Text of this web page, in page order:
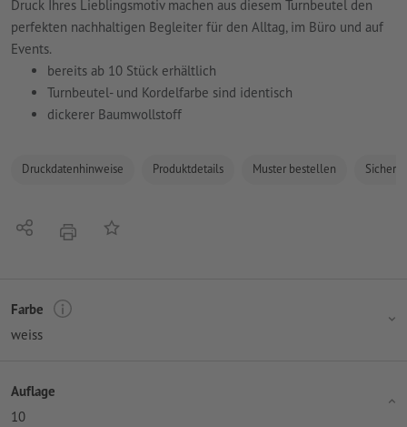
Druck Ihres Lieblingsmotiv machen aus diesem Turnbeutel den
perfekten nachhaltigen Begleiter für den Alltag, im Büro und auf
Events.
bereits ab 10 Stück erhältlich
Turnbeutel- und Kordelfarbe sind identisch
dickerer Baumwollstoff
Druckdatenhinweise Produktdetails Muster bestellen
Teilen DruckenAuf die Merkliste
Farbe
weiss
Auflage
10